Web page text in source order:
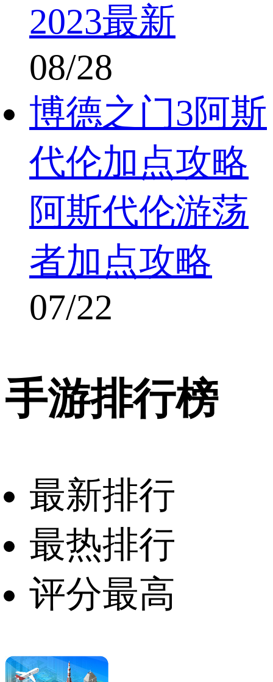
2023最新
08/28
博德之门3阿斯
代伦加点攻略
阿斯代伦游荡
者加点攻略
07/22
手游排行榜
最新排行
最热排行
评分最高